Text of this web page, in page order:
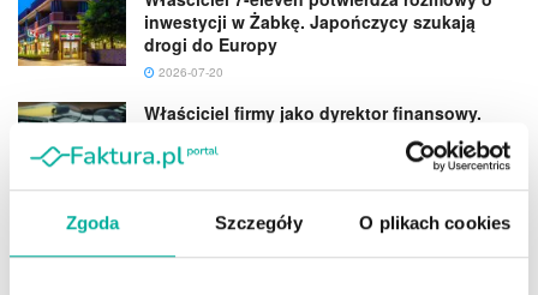
Zgoda Szczegóły O plikach cookies
inwestycji w Żabkę. Japończycy szukają
drogi do Europy
2026-07-20
Właściciel firmy jako dyrektor finansowy.
Dlaczego saldo konta to za mało?
2026-07-09
System kaucyjny – nowe opakowania z
kaucją, wyższe rachunki za śmieci